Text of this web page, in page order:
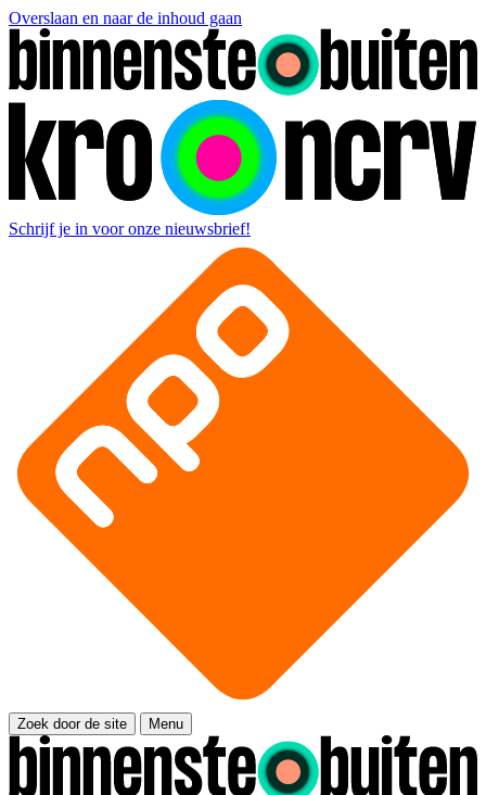
Overslaan en naar de inhoud gaan
Schrijf je in voor onze nieuwsbrief!
Zoek door de site Menu